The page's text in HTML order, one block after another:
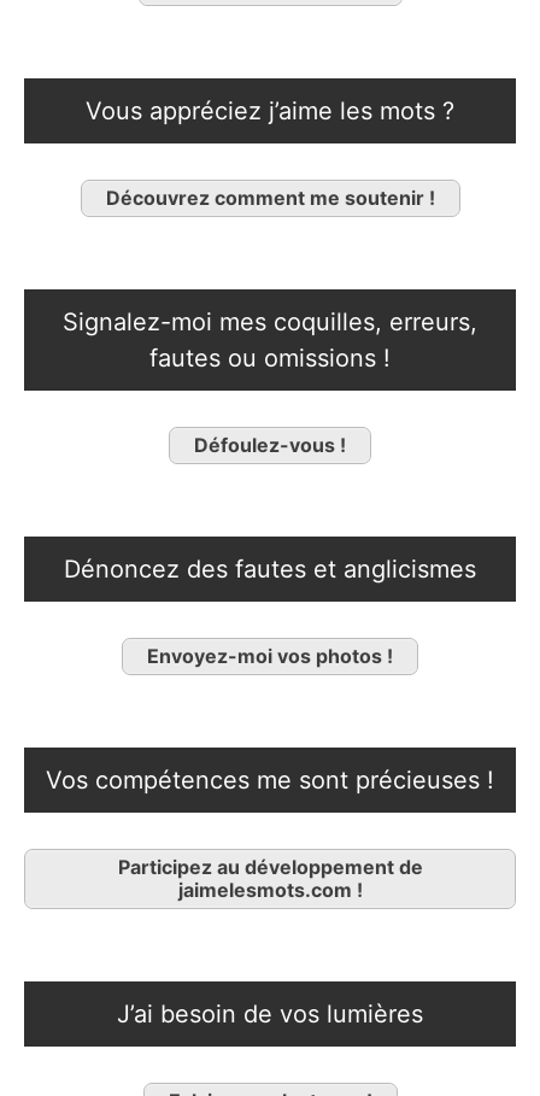
Vous appréciez j’aime les mots ?
Découvrez comment me soutenir !
Signalez-moi mes coquilles, erreurs,
fautes ou omissions !
Défoulez-vous !
Dénoncez des fautes et anglicismes
Envoyez-moi vos photos !
Vos compétences me sont précieuses !
Participez au développement de
jaimelesmots.com !
J’ai besoin de vos lumières